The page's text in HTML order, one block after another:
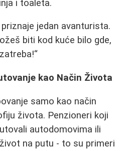
i toaleta.
jedan avanturista.
biti kod kuće bilo gde,
kao Način Života
samo kao način
života. Penzioneri koji
autodomovima ili
na putu - to su primeri